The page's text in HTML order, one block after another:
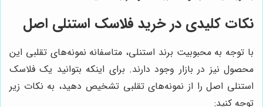
نکات کلیدی در خرید فلاسک استنلی اصل
با توجه به محبوبیت برند استنلی، متاسفانه نمونه‌های تقلبی این
محصول نیز در بازار وجود دارند. برای اینکه بتوانید یک فلاسک
استنلی اصل را از نمونه‌های تقلبی تشخیص دهید، به نکات زیر
توجه کنید: